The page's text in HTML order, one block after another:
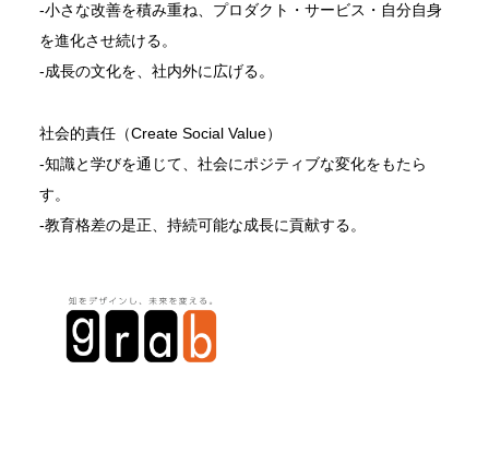
‐小さな改善を積み重ね、プロダクト・サービス・自分自身
を進化させ続ける。
‐成長の文化を、社内外に広げる。
社会的責任（Create Social Value）
‐知識と学びを通じて、社会にポジティブな変化をもたら
す。
‐教育格差の是正、持続可能な成長に貢献する。